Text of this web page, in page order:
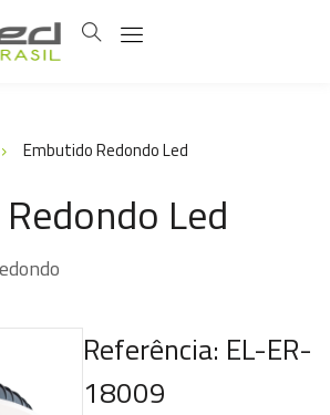
Embutido Redondo Led
Led
Referência: EL-ER-
18009